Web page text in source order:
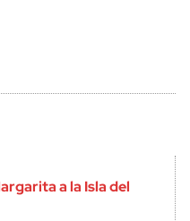
a la Isla del